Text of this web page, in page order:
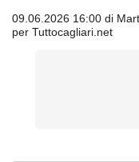
09.06.2026 16:00 di
per Tuttocagliari.net